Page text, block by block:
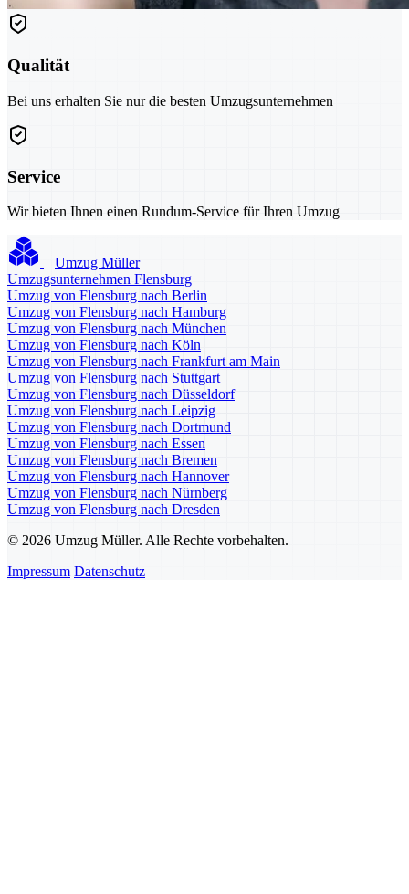
Qualität
Bei uns erhalten Sie nur die besten Umzugsunternehmen
Service
Wir bieten Ihnen einen Rundum-Service für Ihren Umzug
Umzug Müller
Umzugsunternehmen Flensburg
Umzug von Flensburg nach Berlin
Umzug von Flensburg nach Hamburg
Umzug von Flensburg nach München
Umzug von Flensburg nach Köln
Umzug von Flensburg nach Frankfurt am Main
Umzug von Flensburg nach Stuttgart
Umzug von Flensburg nach Düsseldorf
Umzug von Flensburg nach Leipzig
Umzug von Flensburg nach Dortmund
Umzug von Flensburg nach Essen
Umzug von Flensburg nach Bremen
Umzug von Flensburg nach Hannover
Umzug von Flensburg nach Nürnberg
Umzug von Flensburg nach Dresden
© 2026 Umzug Müller. Alle Rechte vorbehalten.
Impressum Datenschutz